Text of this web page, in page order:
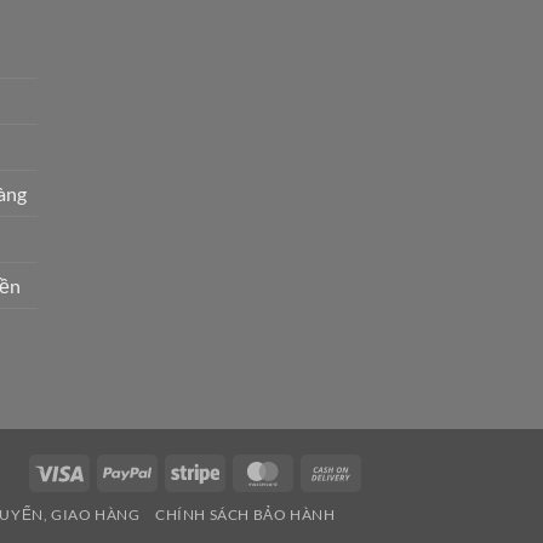
Visa PayPal Stripe MasterCard
GIAO HÀNG
CHÍNH SÁCH BẢO HÀNH